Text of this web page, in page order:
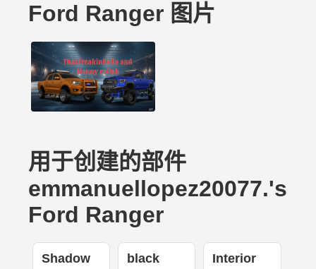
Ford Ranger 图片
用于创建的部件
emmanuellopez20077.'s
Ford Ranger
Shadow black Interior